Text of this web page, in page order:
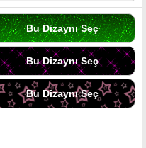
Bu Dizaynı Seç
Bu Dizaynı Seç
Bu Dizaynı Seç